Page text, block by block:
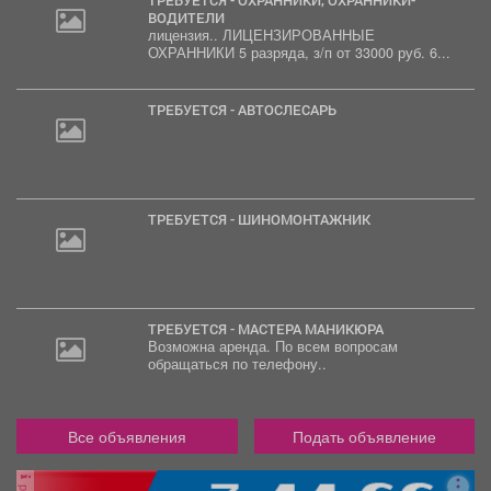
ВОДИТЕЛИ
лицензия.. ЛИЦЕНЗИРОВАННЫЕ
ОХРАННИКИ 5 разряда, з/п от 33000 руб. 6...
ТРЕБУЕТСЯ - АВТОСЛЕСАРЬ
ТРЕБУЕТСЯ - ШИНОМОНТАЖНИК
ТРЕБУЕТСЯ - МАСТЕРА МАНИКЮРА
Возможна аренда. По всем вопросам
обращаться по телефону..
Все объявления Подать объявление